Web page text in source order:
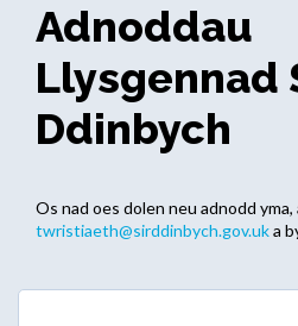
Adnoddau
Llysgennad
Ddinbych
Os nad oes dolen neu adnodd
twristiaeth@sirddinbych.gov.uka